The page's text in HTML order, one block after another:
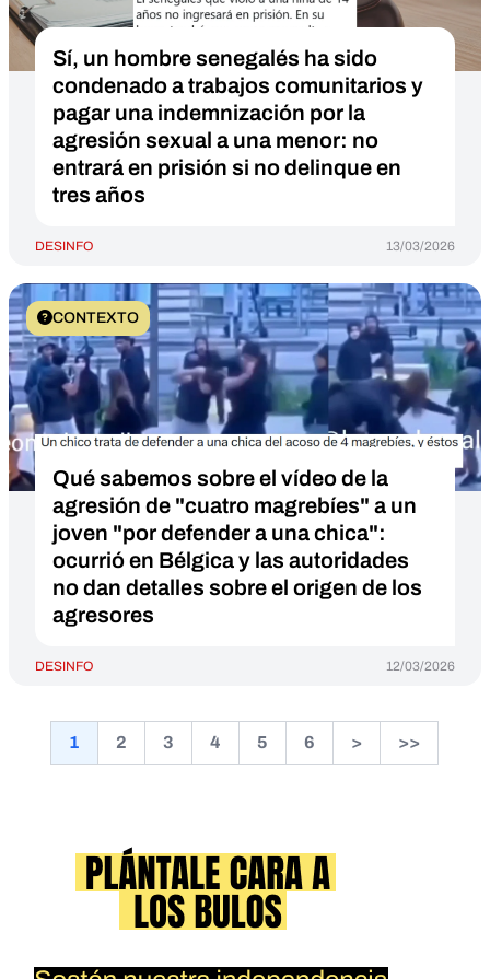
Sí, un hombre senegalés ha sido
condenado a trabajos comunitarios y
pagar una indemnización por la
agresión sexual a una menor: no
entrará en prisión si no delinque en
tres años
DESINFO 13/03/2026
CONTEXTO
Qué sabemos sobre el vídeo de la
agresión de "cuatro magrebíes" a un
joven "por defender a una chica":
ocurrió en Bélgica y las autoridades
no dan detalles sobre el origen de los
agresores
DESINFO 12/03/2026
1 2 3 4 5 6 > >>